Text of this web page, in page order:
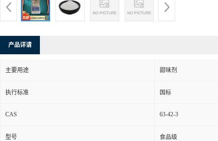
产品详请
主要用途 甜味剂
执行标准 国标
CAS 63-42-3
型号 食品级